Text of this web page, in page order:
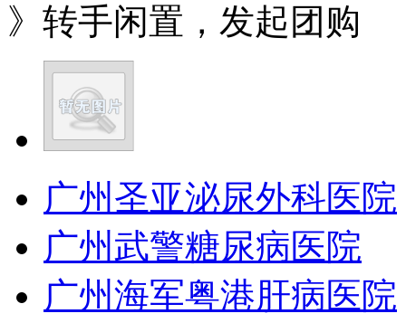
》转手闲置，发起团购
广州圣亚泌尿外科医院
广州武警糖尿病医院
广州海军粤港肝病医院